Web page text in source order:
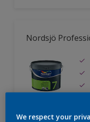
Nordsjö
We respect your